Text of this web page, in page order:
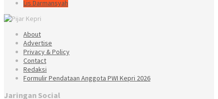
Lis Darmansyah
About
Advertise
Privacy & Policy
Contact
Redaksi
Formulir Pendataan Anggota PWI Kepri 2026
Jaringan Social